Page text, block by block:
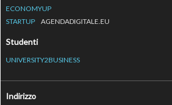
ECONOMYUP
STARTUP
AGENDADIGITALE.EU
Studenti
UNIVERSITY2BUSINESS
Indirizzo